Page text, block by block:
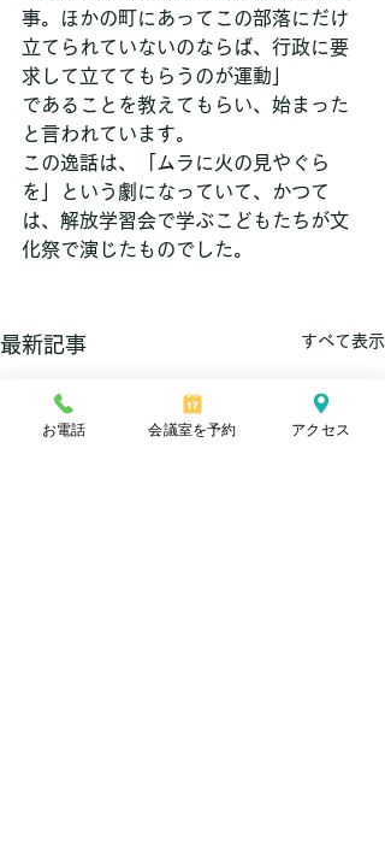
事。ほかの町にあってこの部落にだけ
立てられていないのならば、行政に要
求して立ててもらうのが運動」
であることを教えてもらい、始まった
と言われています。
この逸話は、「ムラに火の見やぐら
を」という劇になっていて、かつて
は、解放学習会で学ぶこどもたちが文
化祭で演じたものでした。
最新記事 すべて表示
お電話 会議室を予約 アクセス